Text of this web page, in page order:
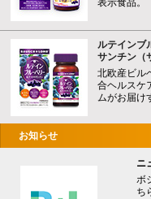
ルテインブ
サンチン（
北欧産ビル
合ヘルスケ
ムがお届け
お知らせ
ニ
ボ
ち